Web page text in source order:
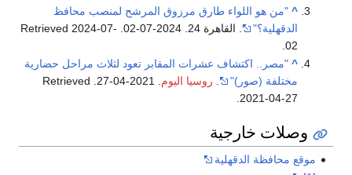
^ "من هو اللواء طارق مرزوق المرشح لمنصب محافظ
الدقهلية؟"
. القاهرة 24. 2024-07-02 . Retrieved
2024-07-
^ "مصر.. اكتشاف عشرات المقابر تعود لثلاث مراحل حضارية
مختلفة (صور)"
.روسيا اليوم. 2021-04-27
. Retrieved
2021-04-27
.
وصلات خارجية
موقع محافظة الدقهلية